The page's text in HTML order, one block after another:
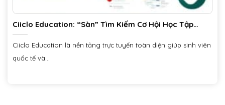
Ciiclo Education: “Sàn” Tìm Kiếm Cơ Hội Học Tập
Quốc Tế và Trong Nước
Ciiclo Education là nền tảng trực tuyến toàn diện giúp sinh viên
quốc tế và...